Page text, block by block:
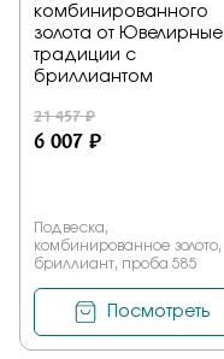
комбинированного
золота от Ювелирные
традиции с
бриллиантом
21 457 ₽
6 007 ₽
Подвеска,
комбинированное золото,
бриллиант, проба 585
Посмотреть